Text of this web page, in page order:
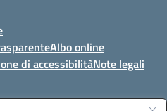
Albo online
di accessibilitàNote legali